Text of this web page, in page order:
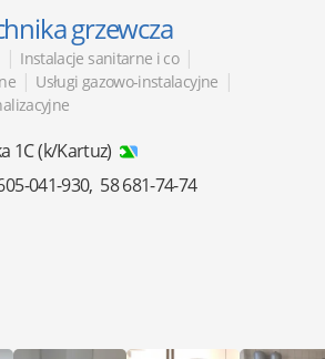
grzewcza
| Instalacje sanitarne i co |
| Usługi gazowo-instalacyjne |
1C(k/Kartuz)
041-930 58 681-74-74